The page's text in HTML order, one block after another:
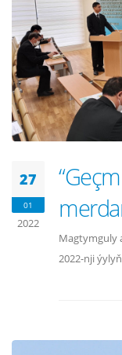
27
01
2022
Magtymguly
2022-nji